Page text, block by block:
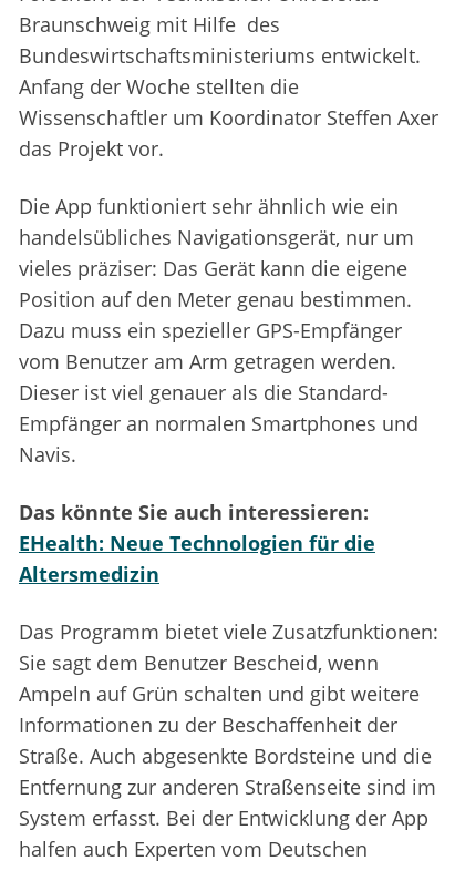
Braunschweig mit Hilfe des
Bundeswirtschaftsministeriums entwickelt.
Anfang der Woche stellten die
Wissenschaftler um Koordinator Steffen Axer
das Projekt vor.
Die App funktioniert sehr ähnlich wie ein
handelsübliches Navigationsgerät, nur um
vieles präziser: Das Gerät kann die eigene
Position auf den Meter genau bestimmen.
Dazu muss ein spezieller GPS-Empfänger
vom Benutzer am Arm getragen werden.
Dieser ist viel genauer als die Standard-
Empfänger an normalen Smartphones und
Navis.
Das könnte Sie auch interessieren:
EHealth: Neue Technologien für die
Altersmedizin
Das Programm bietet viele Zusatzfunktionen:
Sie sagt dem Benutzer Bescheid, wenn
Ampeln auf Grün schalten und gibt weitere
Informationen zu der Beschaffenheit der
Straße. Auch abgesenkte Bordsteine und die
Entfernung zur anderen Straßenseite sind im
System erfasst. Bei der Entwicklung der App
halfen auch Experten vom Deutschen